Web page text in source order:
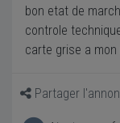
bon etat de
controle
carte grise a mon
Partager